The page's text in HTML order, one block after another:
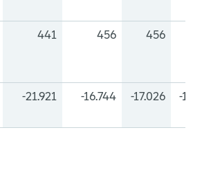
441 456 456
-21.921 -16.744 -17.026 -